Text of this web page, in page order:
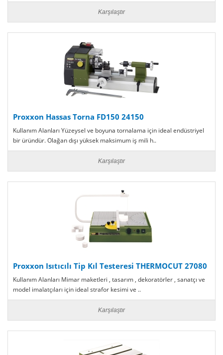
Karşılaştır
Proxxon Hassas Torna FD150 24150
Kullanım Alanları Yüzeysel ve boyuna tornalama için ideal endüstriyel
bir üründür. Olağan dışı yüksek maksimum iş mili h..
Karşılaştır
Proxxon Isıtıcılı Tip Kıl Testeresi THERMOCUT 27080
Kullanım Alanları Mimar maketleri , tasarım , dekoratörler , sanatçı ve
model imalatçıları için ideal strafor kesimi ve ..
Karşılaştır